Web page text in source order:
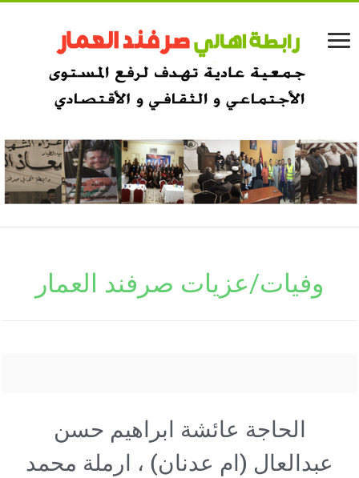
وفيات/عزيات صرفند العمار
الحاجة عائشة ابراهيم حسن
عبدالعال (ام عدنان) ، ارملة محمد